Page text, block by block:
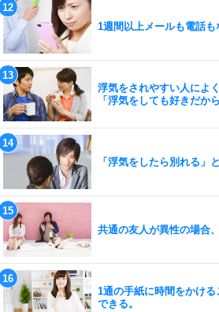
1週間以上メールも電話も
浮気をされやすい人によ
「浮気をしても好きだか
「浮気をしたら別れる」
共通の友人が異性の場合
1通の手紙に時間をかけ
できる。